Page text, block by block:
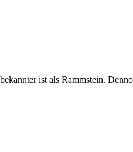
ist als Rammstein.